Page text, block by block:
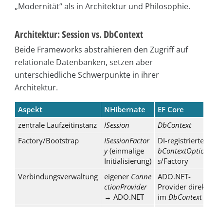
„Modernität“ als in Architektur und Philosophie.
Architektur: Session vs. DbContext
Beide Frameworks abstrahieren den Zugriff auf
relationale Datenbanken, setzen aber
unterschiedliche Schwerpunkte in ihrer
Architektur.
Aspekt NHibernate
EF Core
zentrale Laufzeitinstanz
ISession
DbContext
Factory/Bootstrap
ISessionFactor
y(einmalige
Initialisierung)
DI-registrierte
bContextOption
s/Factory
Verbindungsverwaltung
eigener Conne
ctionProvider
→ ADO.NET
ADO.NET-
Provider direkt
im DbContext